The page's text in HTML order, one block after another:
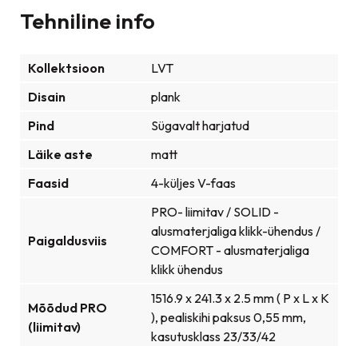
Tehniline info
Kollektsioon
LVT
Disain
plank
Pind
Sügavalt harjatud
Läike aste
matt
Faasid
4-küljes V-faas
Paigaldusviis
PRO- liimitav / SOLID -
alusmaterjaliga klikk-ühendus /
COMFORT - alusmaterjaliga
klikk ühendus
Mõõdud PRO
(liimitav)
1516.9 x 241.3 x 2.5 mm ( P x L x K
), pealiskihi paksus 0,55 mm,
kasutusklass 23/33/42